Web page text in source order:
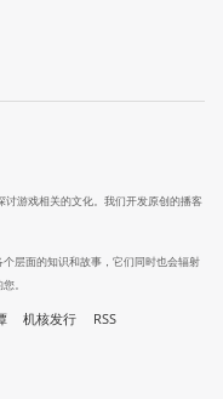
游戏相关的文化。我们开发原创的播客
层面的知识和故事，它们同时也会辐射
。
机核发行 RSS